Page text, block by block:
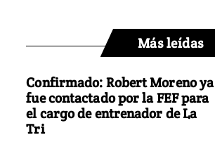
Más leídas
Confirmado: Robert Moreno ya
fue contactado por la FEF para
el cargo de entrenador de La
Tri